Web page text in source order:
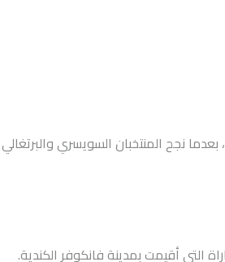
تواصلت منافسات دور الـ32 من كأس العالم 2026 بحسم بطاقتين جديدتين